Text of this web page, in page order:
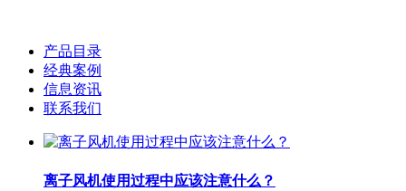
产品目录
经典案例
信息资讯
联系我们
离子风机使用过程中应该注意什么？